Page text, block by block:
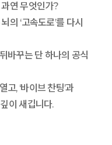
연 무엇인가?
의 ‘고속도로’를 다시
바꾸는 단 하나의 공식
고, ‘바이브 찬팅’과
이 새깁니다.